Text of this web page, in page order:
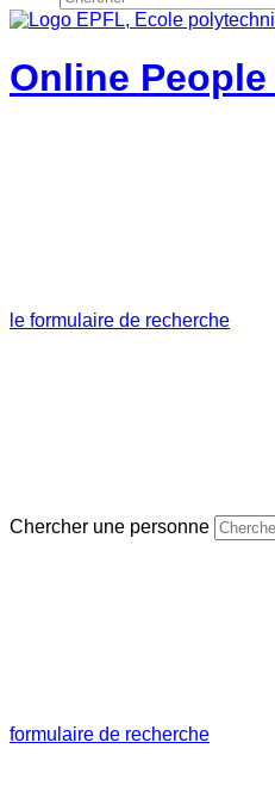
Online
le formulaire de recherche
Chercher une personne
formulaire de recherche